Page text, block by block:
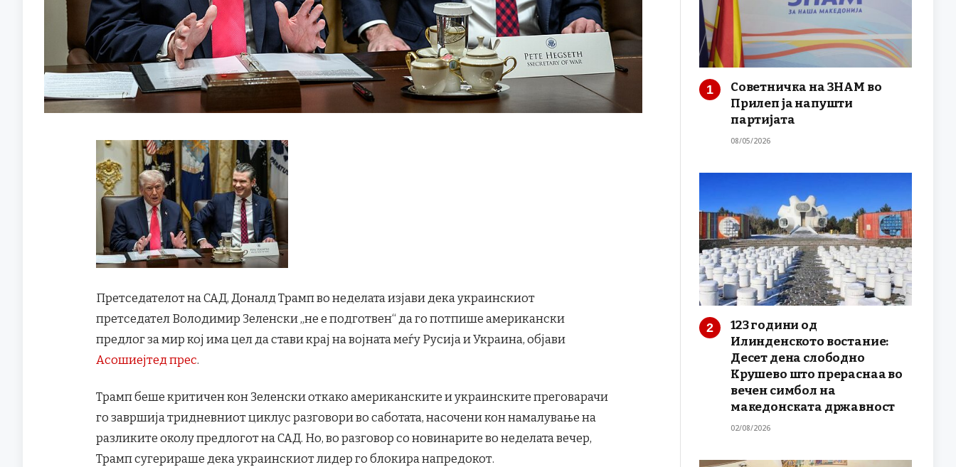
Претседателот на САД, Доналд Трамп во неделата изјави дека украинскиот
претседател Володимир Зеленски „не е подготвен“ да го потпише американски
предлог за мир кој има цел да стави крај на војната меѓу Русија и Украина, објави
Асошиејтед прес.
Трамп беше критичен кон Зеленски откако американските и украинските преговарачи
го завршија тридневниот циклус разговори во саботата, насочени кон намалување на
разликите околу предлогот на САД. Но, во разговор со новинарите во неделата вечер,
Трамп сугерираше дека украинскиот лидер го блокира напредокот.
Советничка на ЗНАМ во
Прилеп ја напушти
партијата
08/05/2026
123 години од
Илинденското востание:
Десет дена слободно
Крушево што прераснаа во
вечен симбол на
македонската државност
02/08/2026